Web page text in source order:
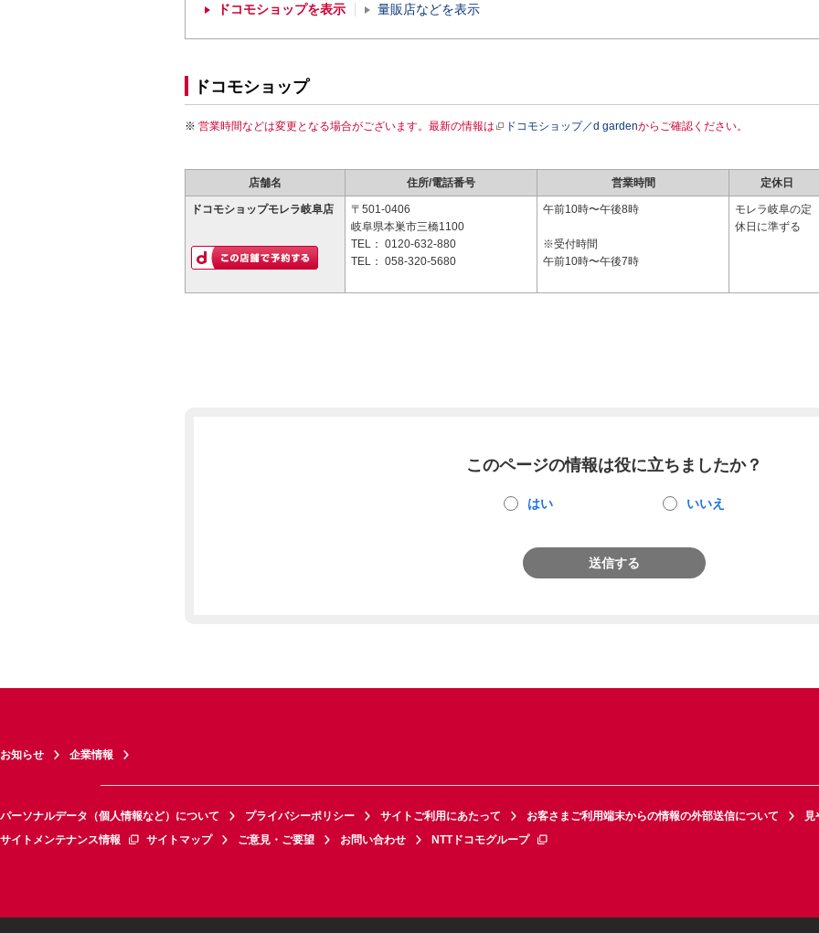
ドコモショップを表示 量販店などを表示
ドコモショップ
営業時間などは変更となる場合がございます。最新の情報は ドコモショップ／d gardenからご確認ください。
店舗名 住所/電話番号 営業時間 定休日
ドコモショップモレラ岐阜店
〒501-0406
岐阜県本巣市三橋1100
TEL： 0120-632-880
TEL： 058-320-5680
午前10時〜午後8時
※受付時間
午前10時〜午後7時
モレラ岐阜の定
休日に準ずる
このページの情報は役に立ちましたか？
はい いいえ
送信する
お知らせ 企業情報
パーソナルデータ（個人情報など）について プライバシーポリシー サイトご利用にあたって お客さまご利用端末からの情報の外部送信について
見
サイトメンテナンス情報
サイトマップ ご意見・ご要望 お問い合わせ NTTドコモグループ